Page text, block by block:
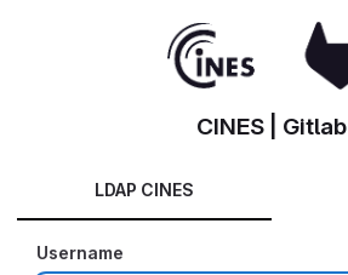
CINES | Gitlab
LDAP CINES
Username